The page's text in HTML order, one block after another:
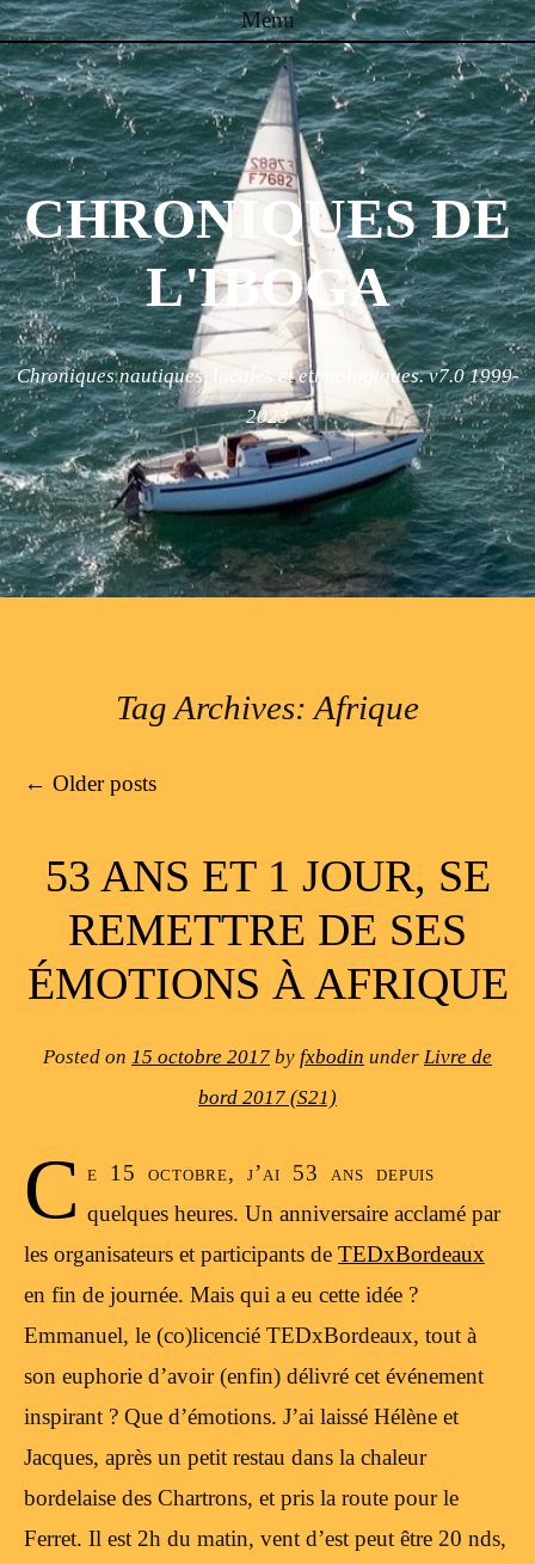
Menu
Skip to content
CHRONIQUES DE
L'IBOGA
Chroniques nautiques, locales et ethnologiques. v7.0 1999-
2023
Tag Archives: Afrique
Post navigation
← Older posts
53 ANS ET 1 JOUR, SE
REMETTRE DE SES
ÉMOTIONS À AFRIQUE
Posted on 15 octobre 2017 by fxbodin under Livre de
bord 2017 (S21)
C e 15 octobre, j’ai 53 ans depuis
quelques heures. Un anniversaire acclamé par
les organisateurs et participants de TEDxBordeaux
en fin de journée. Mais qui a eu cette idée ?
Emmanuel, le (co)licencié TEDxBordeaux, tout à
son euphorie d’avoir (enfin) délivré cet événement
inspirant ? Que d’émotions. J’ai laissé Hélène et
Jacques, après un petit restau dans la chaleur
bordelaise des Chartrons, et pris la route pour le
Ferret. Il est 2h du matin, vent d’est peut être 20 nds,